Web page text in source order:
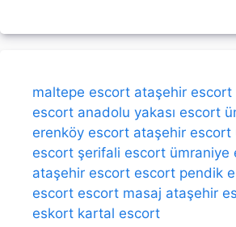
maltepe escort ataşehir escort
escort anadolu yakası escort
erenköy escort ataşehir escort
escort şerifali escort ümraniye
ataşehir escort escort pendik
escort escort masaj ataşehir
eskort kartal escort